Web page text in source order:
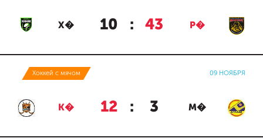
Х� 10 : 43 Р�
Хоккей с мячом 09 НОЯБРЯ
К� 12 : 3 М�